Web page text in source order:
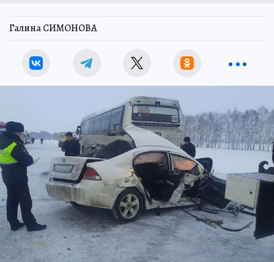
Галина СИМОНОВА